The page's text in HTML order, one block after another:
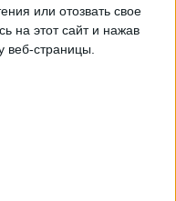
или отозвать свое
на этот сайт и нажав
веб-страницы.